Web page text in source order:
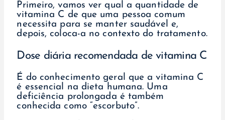
Primeiro, vamos ver qual a quantidade de
vitamina C de que uma pessoa comum
necessita para se manter saudável e,
depois, coloca-a no contexto do tratamento.
Dose diária recomendada de vitamina C
É do conhecimento geral que a vitamina C
é essencial na dieta humana. Uma
deficiência prolongada é também
conhecida como “escorbuto”.